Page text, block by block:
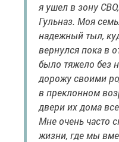
я ушел в зону
Гульназ. Моя
надежный тыл,
вернулся пока в
было тяжело без
дорожу своими
в преклонном
двери их дома
Мне очень часто
жизни, где мы